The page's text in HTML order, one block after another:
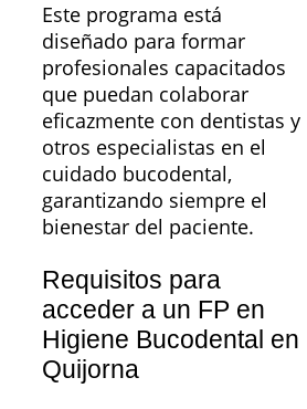
Este programa está
diseñado para formar
profesionales capacitados
que puedan colaborar
eficazmente con dentistas y
otros especialistas en el
cuidado bucodental,
garantizando siempre el
bienestar del paciente.
Requisitos para
acceder a un FP en
Higiene Bucodental en
Quijorna